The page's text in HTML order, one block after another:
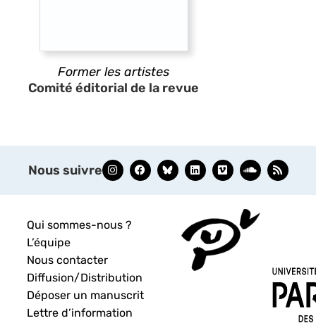
Former les artistes
Comité éditorial de la revue
Nous suivre
Qui sommes-nous ?
L’équipe
Nous contacter
Diffusion/Distribution
Déposer un manuscrit
Lettre d’information